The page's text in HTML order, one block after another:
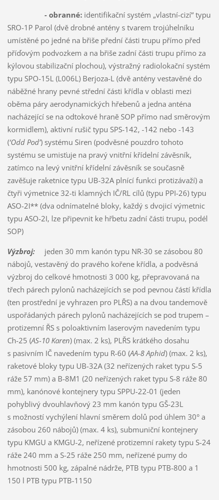
- obranné:identifikační systém „vlastní-cizí“ typu
SRO-1P Parol (dvě drobné antény s tvarem trojúhelníku
umístěné po jedné na břiše přední části trupu přímo před
příďovým podvozkem a na břiše zadní části trupu přímo za
kýlovou stabilizační plochou), výstražný radiolokační systém
typu SPO-15L (L006L) Berjoza-L (dvě antény vestavěné do
náběžné hrany pevné střední části křídla v oblasti mezi
oběma páry aerodynamických hřebenů a jedna anténa
nacházející se na odtokové hraně SOP přímo nad směrovým
kormidlem), aktivní rušič typu SPS-142, -142 nebo -143
(‘Odd Pod’) systému Siren (podvěsné pouzdro tohoto
systému se umisťuje na pravý vnitřní křídelní závěsník,
zatímco na levý vnitřní křídelní závěsník se současně
zavěšuje raketnice typu UB-32A plnící funkci protizávaží) a
čtyři výmetnice 32-ti klamných IČ/RL cílů (typu PPI-26) typu
ASO-2I** (dva odnímatelné bloky, každý s dvojicí výmetnic
typu ASO-2I, lze připevnit ke hřbetu zadní části trupu, podél
SOP)
Výzbroj:jeden 30 mm kanón typu NR-30 se zásobou 80
nábojů, vestavěný do pravého kořene křídla, a podvěsná
výzbroj do celkové hmotnosti 3 000 kg, přepravovaná na
třech párech pylonů nacházejících se pod pevnou částí křídla
(ten prostřední je vyhrazen pro PLŘS) a na dvou tandemově
uspořádaných párech pylonů nacházejících se pod trupem –
protizemní ŘS s poloaktivním laserovým navedením typu
Ch-25 (AS-10 Karen) (max. 2 ks), PLŘS krátkého dosahu
s pasivním IČ navedením typu R-60 (AA-8 Aphid) (max. 2 ks),
raketové bloky typu UB-32A (32 neřízených raket typu S-5
ráže 57 mm) a B-8M1 (20 neřízených raket typu S-8 ráže 80
mm), kanónové kontejnery typu SPPU-22-01 (jeden
pohyblivý dvouhlavňový 23 mm kanón typu GŠ-23L
s možností vychýlení hlavní směrem dolů pod úhlem 30° a
zásobou 260 nábojů) (max. 4 ks), submuniční kontejnery
typu KMGU a KMGU-2, neřízené protizemní rakety typu S-24
ráže 240 mm a S-25 ráže 250 mm, neřízené pumy do
hmotnosti 500 kg, zápalné nádrže, PTB typu PTB-800 a 1
150 l PTB typu PTB-1150